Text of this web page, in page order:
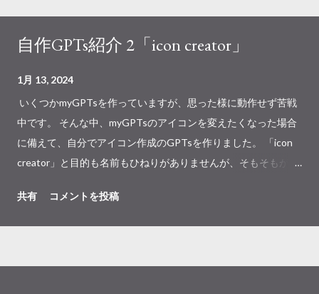
自作GPTs紹介 2「icon creator」
1月 13, 2024
いくつかmyGPTsを作っていますが、思った様に動作せず苦戦
中です。 そんな中、myGPTsのアイコンを変えたくなった場合
に備えて、自分でアイコン作成のGPTsを作りました。 「icon
creator」と目的も名前もひねりがありませんが、そもそもが自
が。 この様に入力したテーマに沿ったアイコンを作ってくれま
共有 コメントを投稿